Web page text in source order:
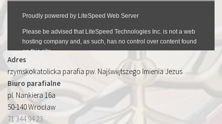
Adres
rzymskokatolicka parafia pw. Najświętszego Imienia Jezus
Biuro parafialne
pl. Nankiera 16a
50-140 Wrocław
71 344 94 23